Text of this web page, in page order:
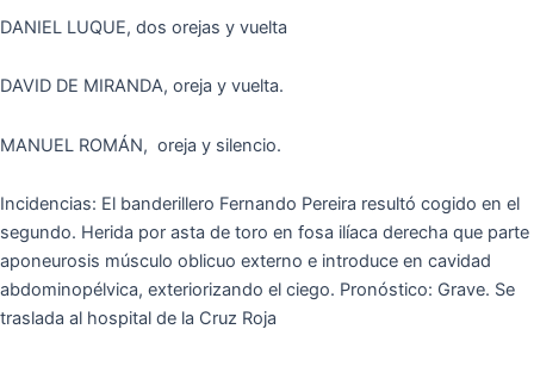
DANIEL LUQUE, dos orejas y vuelta
DAVID DE MIRANDA, oreja y vuelta.
MANUEL ROMÁN, oreja y silencio.
Incidencias: El banderillero Fernando Pereira resultó cogido en el
segundo. Herida por asta de toro en fosa ilíaca derecha que parte
aponeurosis músculo oblicuo externo e introduce en cavidad
abdominopélvica, exteriorizando el ciego. Pronóstico: Grave. Se
traslada al hospital de la Cruz Roja